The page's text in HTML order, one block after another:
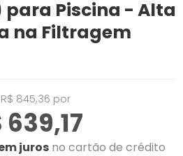
Piscina - Alta
na Filtragem
845,36 por
639,17
juros no cartão de crédito